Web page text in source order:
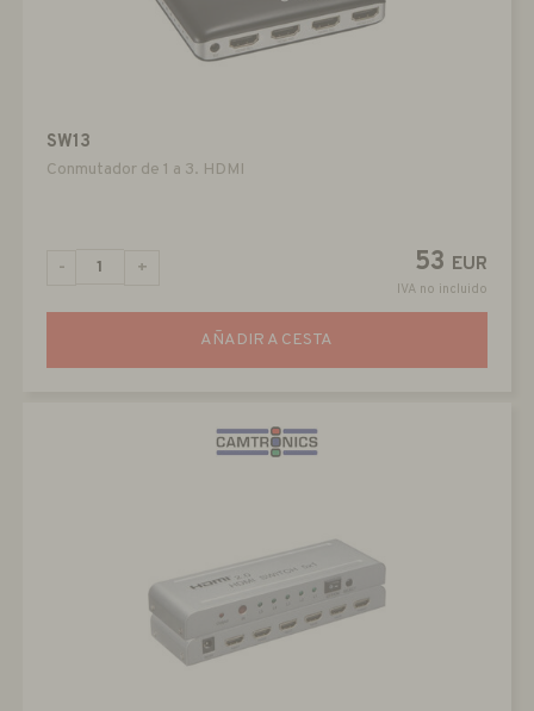
SW13
Conmutador de 1 a 3. HDMI
53 EUR
IVA no incluido
- +
AÑADIR A CESTA